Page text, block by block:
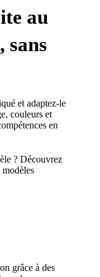
au
sans
et adaptez-le
couleurs et
en
? Découvrez
modèles
grâce à des